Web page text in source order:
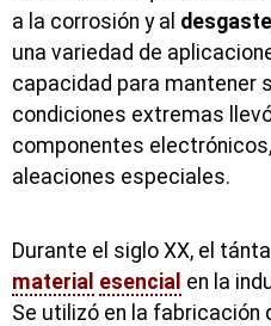
a la corrosión y al desgaste
una variedad de
capacidad para mantener
condiciones extremas
componentes
aleaciones especiales.
Durante el siglo XX, el
material esencial en la
Se utilizó en la fabricación